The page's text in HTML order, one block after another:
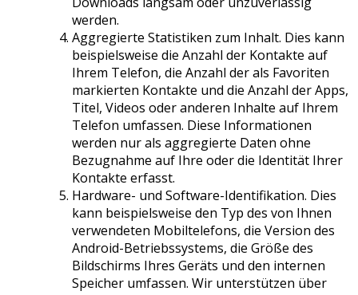
werden.
Aggregierte Statistiken zum Inhalt. Dies kann
beispielsweise die Anzahl der Kontakte auf
Ihrem Telefon, die Anzahl der als Favoriten
markierten Kontakte und die Anzahl der Apps,
Titel, Videos oder anderen Inhalte auf Ihrem
Telefon umfassen. Diese Informationen
werden nur als aggregierte Daten ohne
Bezugnahme auf Ihre oder die Identität Ihrer
Kontakte erfasst.
Hardware- und Software-Identifikation. Dies
kann beispielsweise den Typ des von Ihnen
verwendeten Mobiltelefons, die Version des
Android-Betriebssystems, die Größe des
Bildschirms Ihres Geräts und den internen
Speicher umfassen. Wir unterstützen über